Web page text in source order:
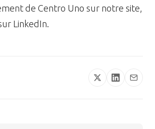
de Centro Uno sur notre site,
LinkedIn.